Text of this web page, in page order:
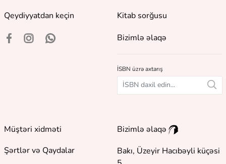
Qeydiyyatdan keçin
Kitab sorğusu
Bizimlə əlaqə
İSBN üzrə axtarış
Müştəri xidməti
Şərtlər və Qaydalar
Bizimlə əlaqə
Bakı, Üzeyir Hacıbəyli küçəsi